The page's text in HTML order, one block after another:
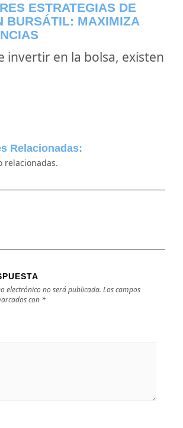
ESTRATEGIAS DE
BURSÁTIL: MAXIMIZA
invertir en la bolsa, existen
Relacionadas:
relacionadas.
electrónico no será publicada. Los campos
con *